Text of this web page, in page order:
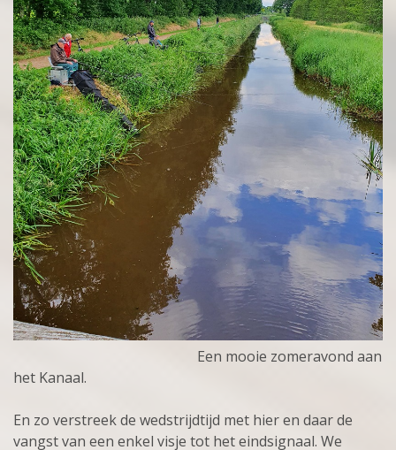
Een mooie zomeravond aan
het Kanaal.
En zo verstreek de wedstrijdtijd met hier en daar de
vangst van een enkel visje tot het eindsignaal. We